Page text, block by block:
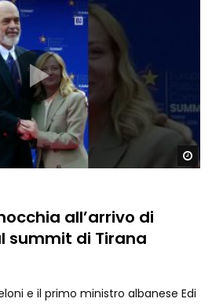
all’arrivo di
summit di Tirana
e il primo ministro albanese Edi